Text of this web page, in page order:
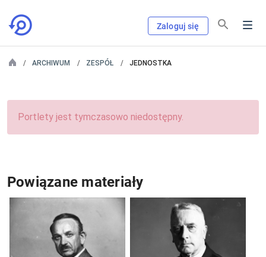
Zaloguj się
ARCHIWUM ZESPÓŁ JEDNOSTKA
Portlety jest tymczasowo niedostępny.
Powiązane materiały